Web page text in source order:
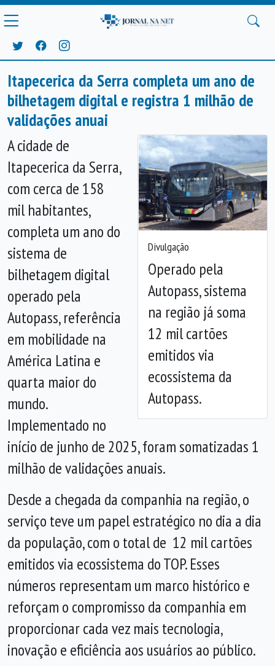
Itapecerica da Serra completa um ano de
bilhetagem digital e registra 1 milhão de
validações anuai
Divulgação
Operado pela
Autopass, sistema
na região já soma
12 mil cartões
emitidos via
ecossistema da
Autopass.
Anterior
A cidade de
Itapecerica da Serra,
com cerca de 158
mil habitantes,
completa um ano do
sistema de
bilhetagem digital
operado pela
Autopass, referência
em mobilidade na
América Latina e
quarta maior do
mundo.
Implementado no
início de junho de 2025, foram somatizadas 1
milhão de validações anuais.
Desde a chegada da companhia na região, o
serviço teve um papel estratégico no dia a dia
da população, com o total de 12 mil cartões
emitidos via ecossistema do TOP. Esses
números representam um marco histórico e
reforçam o compromisso da companhia em
proporcionar cada vez mais tecnologia,
inovação e eficiência aos usuários ao público.